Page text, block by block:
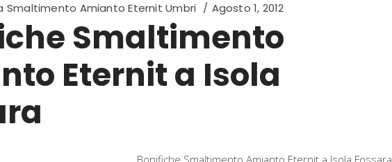
Smaltimento Amianto Eternit Umbri Agosto 1, 2012
Smaltimento
Eternit a Isola
Bonifiche Smaltimento Amianto Eternit a Isola Fossara